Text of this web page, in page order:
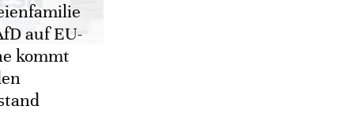
auf EU-
kommt